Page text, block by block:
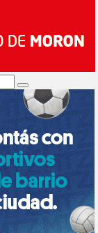
Search